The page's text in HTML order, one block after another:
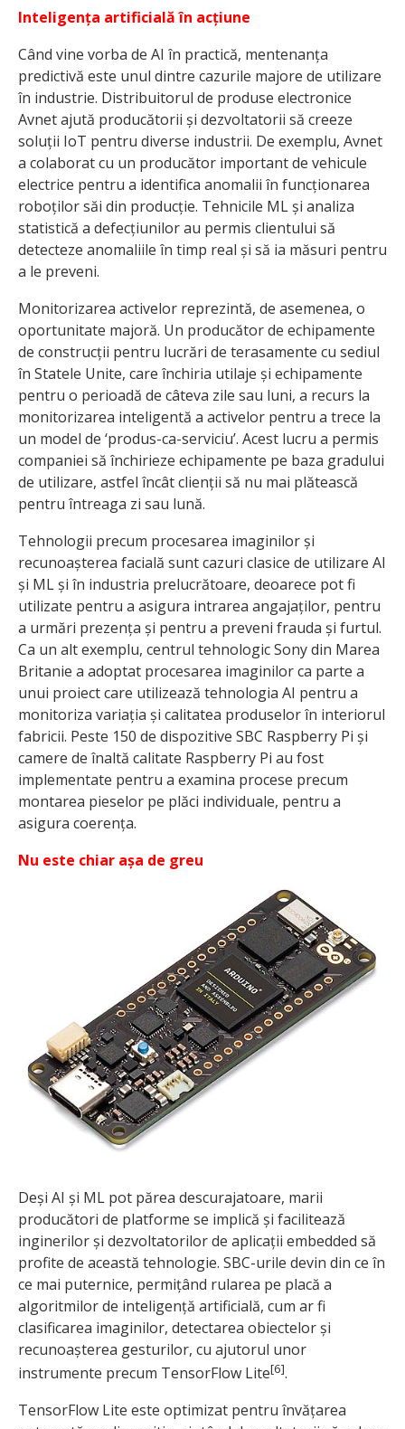
Inteligența artificială în acțiune
Când vine vorba de AI în practică, mentenanța
predictivă este unul dintre cazurile majore de utilizare
în industrie. Distribuitorul de produse electronice
Avnet ajută producătorii și dezvoltatorii să creeze
soluții IoT pentru diverse industrii. De exemplu, Avnet
a colaborat cu un producător important de vehicule
electrice pentru a identifica anomalii în funcționarea
roboților săi din producție. Tehnicile ML și analiza
statistică a defecțiunilor au permis clientului să
detecteze anomaliile în timp real și să ia măsuri pentru
a le preveni.
Monitorizarea activelor reprezintă, de asemenea, o
oportunitate majoră. Un producător de echipamente
de construcții pentru lucrări de terasamente cu sediul
în Statele Unite, care închiria utilaje și echipamente
pentru o perioadă de câteva zile sau luni, a recurs la
monitorizarea inteligentă a activelor pentru a trece la
un model de ‘produs-ca-serviciu’. Acest lucru a permis
companiei să închirieze echipamente pe baza gradului
de utilizare, astfel încât clienții să nu mai plătească
pentru întreaga zi sau lună.
Tehnologii precum procesarea imaginilor și
recunoașterea facială sunt cazuri clasice de utilizare AI
și ML și în industria prelucrătoare, deoarece pot fi
utilizate pentru a asigura intrarea angajaților, pentru
a urmări prezența și pentru a preveni frauda și furtul.
Ca un alt exemplu, centrul tehnologic Sony din Marea
Britanie a adoptat procesarea imaginilor ca parte a
unui proiect care utilizează tehnologia AI pentru a
monitoriza variația și calitatea produselor în interiorul
fabricii. Peste 150 de dispozitive SBC Raspberry Pi și
camere de înaltă calitate Raspberry Pi au fost
implementate pentru a examina procese precum
montarea pieselor pe plăci individuale, pentru a
asigura coerența.
Nu este chiar așa de greu
Deși AI și ML pot părea descurajatoare, marii
producători de platforme se implică și facilitează
inginerilor și dezvoltatorilor de aplicații embedded să
profite de această tehnologie. SBC-urile devin din ce în
ce mai puternice, permițând rularea pe placă a
algoritmilor de inteligență artificială, cum ar fi
clasificarea imaginilor, detectarea obiectelor și
recunoașterea gesturilor, cu ajutorul unor
instrumente precum TensorFlow Lite[6].
TensorFlow Lite este optimizat pentru învățarea